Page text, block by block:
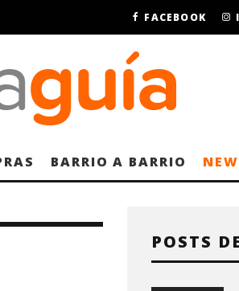
FACEBOOK
BARRIO A BARRIO
POSTS